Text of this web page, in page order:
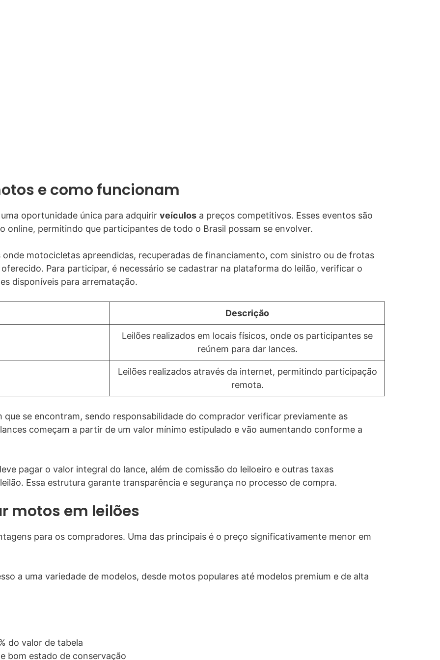
e como funcionam
oportunidade única para adquirir veículos a preços competitivos. Esses eventos são
online, permitindo que participantes de todo o Brasil possam se envolver.
motocicletas apreendidas, recuperadas de financiamento, com sinistro ou de frotas
Para participar, é necessário se cadastrar na plataforma do leilão, verificar o
disponíveis para arrematação.
Descrição
Leilões realizados em locais físicos, onde os participantes se
reúnem para dar lances.
Leilões realizados através da internet, permitindo participação
remota.
se encontram, sendo responsabilidade do comprador verificar previamente as
começam a partir de um valor mínimo estipulado e vão aumentando conforme a
pagar o valor integral do lance, além de comissão do leiloeiro e outras taxas
Essa estrutura garante transparência e segurança no processo de compra.
motos em leilões
para os compradores. Uma das principais é o preço significativamente menor em
a uma variedade de modelos, desde motos populares até modelos premium e de alta
do valor de tabela
bom estado de conservação